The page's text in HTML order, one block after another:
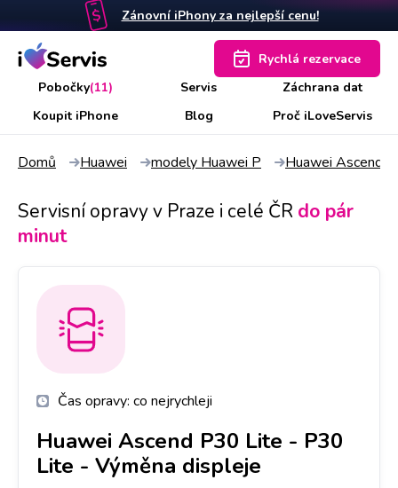
Zánovní iPhony za nejlepší cenu!
Pobočky(11) Servis
Záchrana dat
Koupit iPhone
Blog Proč iLoveServis
Rychlá rezervace
Domů Huawei modely Huawei P Huawei Ascend
Servisní opravy v Praze i celé ČR do pár
minut
Čas opravy: co nejrychleji
Huawei Ascend P30 Lite - P30
Lite - Výměna displeje